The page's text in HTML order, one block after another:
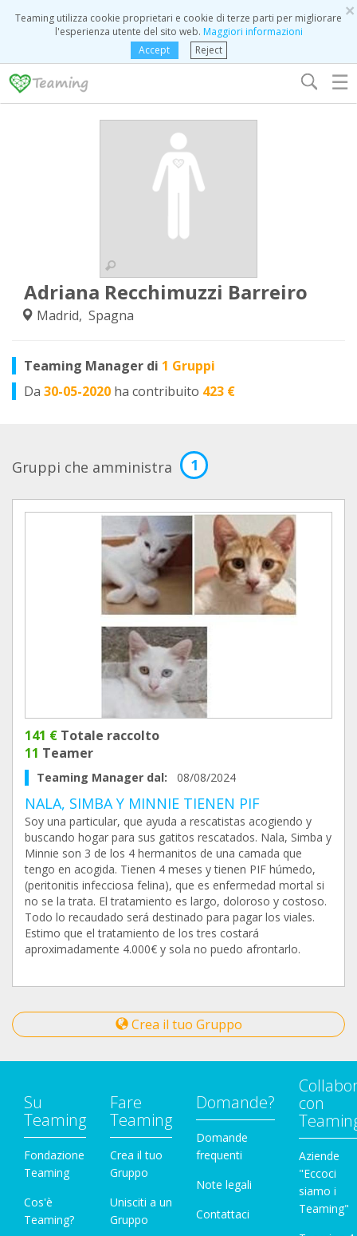
×
Teaming utilizza cookie proprietari e cookie di terze parti per migliorare
l'esperienza utente del sito web. Maggiori informazioni
Accept
Reject
☰
Adriana Recchimuzzi Barreiro
Madrid, Spagna
Teaming Manager di 1 Gruppi
Da 30-05-2020 ha contribuito 423 €
Gruppi che amministra 1
141 € Totale raccolto
11 Teamer
Teaming Manager dal: 08/08/2024
NALA, SIMBA Y MINNIE TIENEN PIF
Soy una particular, que ayuda a rescatistas acogiendo y
buscando hogar para sus gatitos rescatados. Nala, Simba y
Minnie son 3 de los 4 hermanitos de una camada que
tengo en acogida. Tienen 4 meses y tienen PIF húmedo,
(peritonitis infecciosa felina), que es enfermedad mortal si
no se la trata. El tratamiento es largo, doloroso y costoso.
Todo lo recaudado será destinado para pagar los viales.
Estimo que el tratamiento de los tres costará
aproximadamente 4.000€ y sola no puedo afrontarlo.
Crea il tuo Gruppo
Su
Teaming
Fondazione
Teaming
Cos'è
Teaming?
Fare
Teaming
Crea il tuo
Gruppo
Unisciti a un
Gruppo
Domande?
Domande
frequenti
Note legali
Contattaci
con
Aziende
"Eccoci
siamo i
Teaming"